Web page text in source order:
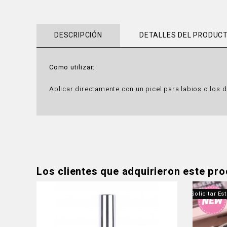
DESCRIPCIÓN DETALLES DEL
Como utilizar:
Aplicar directamente con un picel para labios o los
Los clientes que adquirieron este
Producto Fuera De Stock - Contáctanos Para Solicitar